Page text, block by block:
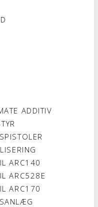
ADDITIV
ARC140
ARC528E
ARC170